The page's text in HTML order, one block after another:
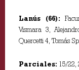
Lanús (66):
Vismara 3,
Quercetti 4, Tomás
Parciales: 15/22,